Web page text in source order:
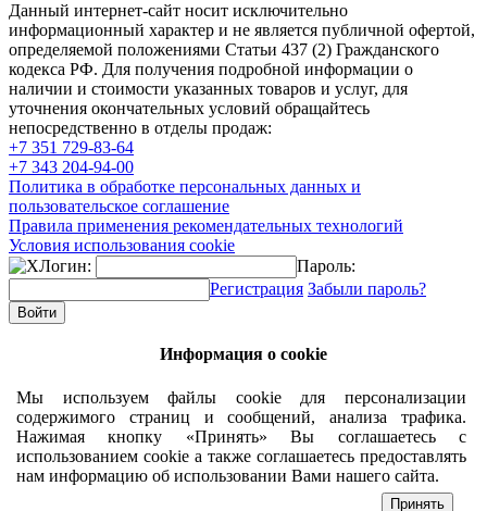
Данный интернет-сайт носит исключительно
информационный характер и не является публичной офертой,
определяемой положениями Статьи 437 (2) Гражданского
кодекса РФ. Для получения подробной информации о
наличии и стоимости указанных товаров и услуг, для
уточнения окончательных условий обращайтесь
непосредственно в отделы продаж:
+7 351 729-83-64
+7 343 204-94-00
Политика в обработке персональных данных и
пользовательское соглашение
Правила применения рекомендательных технологий
Условия использования cookie
Логин:
Пароль:
Регистрация Забыли пароль?
Информация о cookie
Мы используем файлы cookie для персонализации
содержимого страниц и сообщений, анализа трафика.
Нажимая кнопку «Принять» Вы соглашаетесь с
использованием cookie а также соглашаетесь предоставлять
нам информацию об использовании Вами нашего сайта.
Принять